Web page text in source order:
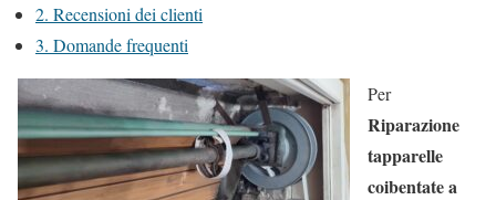
2. Recensioni dei clienti
3. Domande frequenti
Per
Riparazione
tapparelle
coibentate a